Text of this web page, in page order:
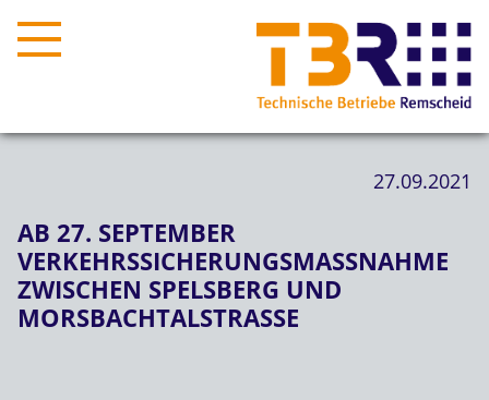
27.09.2021
AB 27. SEPTEMBER
VERKEHRSSICHERUNGSMASSNAHME Z
WISCHEN SPELSBERG UND M
ORSBACHTALSTRASSE